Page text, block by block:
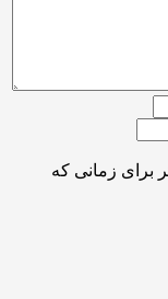
برای زمانی که